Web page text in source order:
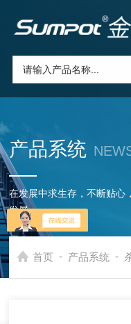
产品系统
在发展中求生存，不断贴心
发展
首页 - 产品系统 -